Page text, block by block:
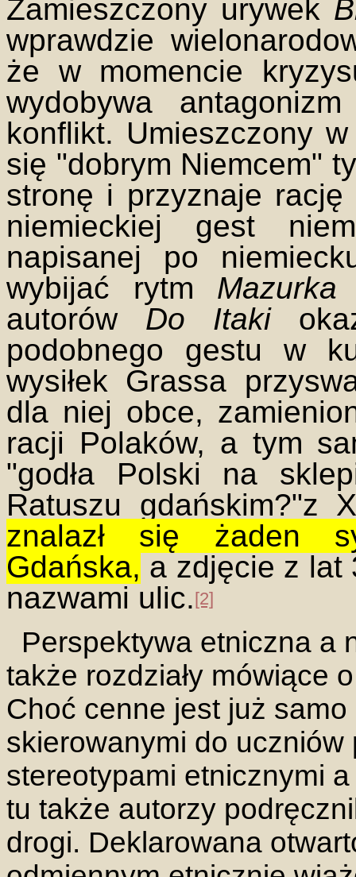
Zamieszczony urywek
wprawdzie
że w momencie
wydobywa
konflikt. Umieszczony
się "dobrym Niemcem"
stronę i przyznaje
niemieckiej gest
napisanej po
wybijać rytm Mazurka
autorów Do Itaki
podobnego gestu w
wysiłek Grassa
dla niej obce,
racji Polaków, a tym
"godła Polski na
Ratuszu gdańskim?"z
znalazł się żaden
Gdańska, a zdjęcie z lat
nazwami ulic. [2]
Perspektywa etniczna a
także rozdziały mówiące
Choć cenne jest już
skierowanymi do
stereotypami etnicznymi
tu także autorzy
drogi. Deklarowana